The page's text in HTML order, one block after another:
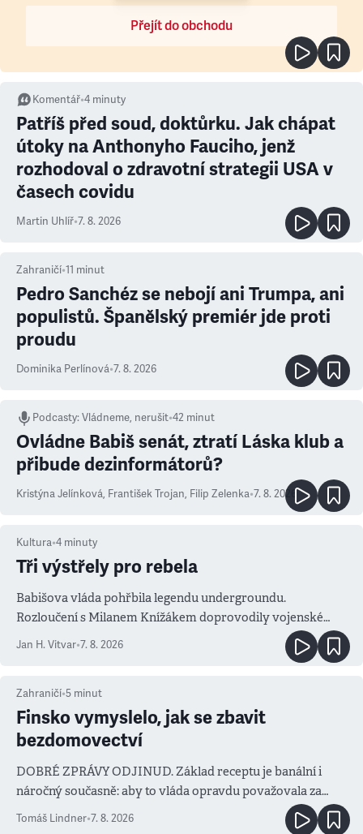
Přejít do obchodu
Komentář•4 minuty
Patříš před soud, doktůrku. Jak chápat
útoky na Anthonyho Fauciho, jenž
rozhodoval o zdravotní strategii USA v
časech covidu
Martin Uhlíř•7. 8. 2026
Zahraničí•11 minut
Pedro Sanchéz se nebojí ani Trumpa, ani
populistů. Španělský premiér jde proti
proudu
Dominika Perlínová•7. 8. 2026
Podcasty:Vládneme, nerušit•42 minut
Ovládne Babiš senát, ztratí Láska klub a
přibude dezinformátorů?
Kristýna Jelínková, František Trojan, Filip Zelenka•7. 8. 2026
Kultura•4 minuty
Tři výstřely pro rebela
Babišova vláda pohřbila legendu undergroundu.
Rozloučení s Milanem Knížákem doprovodily vojenské
salvy i kritika pokrokářů
Jan H. Vitvar•7. 8. 2026
Zahraničí•5 minut
Finsko vymyslelo, jak se zbavit
bezdomovectví
DOBRÉ ZPRÁVY ODJINUD. Základ receptu je banální i
náročný současně: aby to vláda opravdu považovala za
prioritu
Tomáš Lindner•7. 8. 2026